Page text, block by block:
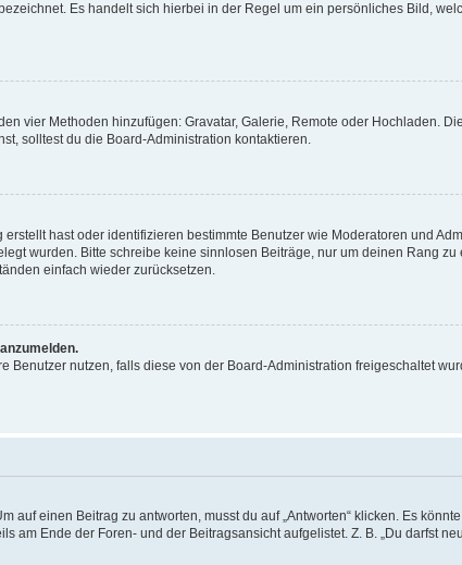
Es handelt sich hierbei in der Regel um ein persönliches Bild,
vier Methoden hinzufügen: Gravatar, Galerie, Remote oder Hochladen.
solltest du die Board-Administration kontaktieren.
hast oder identifizieren bestimmte Benutzer wie Moderatoren und
wurden. Bitte schreibe keine sinnlosen Beiträge, nur um deinen Rang
einfach wieder zurücksetzen.
nutzen, falls diese von der Board-Administration freigeschaltet
auf einen Beitrag zu antworten, musst du auf „Antworten“ klicken. Es
Ende der Foren- und der Beitragsansicht aufgelistet. Z. B. „Du darfst